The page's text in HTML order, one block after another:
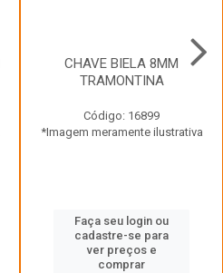
CHAVE BIELA 8MM
TRAMONTINA
Código: 16899
*Imagem meramente ilustrativa
Faça seu login ou
cadastre-se para
ver preços e
comprar